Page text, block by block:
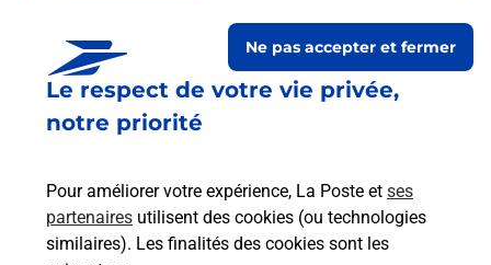
Le respect de votre vie privée,
notre priorité
Pour améliorer votre expérience, La Poste et ses
partenaires utilisent des cookies (ou technologies
similaires). Les finalités des cookies sont les
Ne pas accepter et fermer
Questions fréquemment
posées
La téléassistance classique avec
médaillon d’alarme qu’est ce que